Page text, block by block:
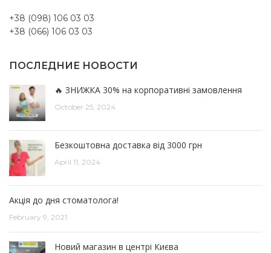
+38 (098) 106 03 03
+38 (066) 106 03 03
ПОСЛЕДНИЕ НОВОСТИ
🔥 ЗНИЖКА 30% на корпоративні замовлення
October 25, 2024
Безкоштовна доставка від 3000 грн
April 11, 2024
Акція до дня стоматолога!
February 9, 2021
Новий магазин в центрі Києва